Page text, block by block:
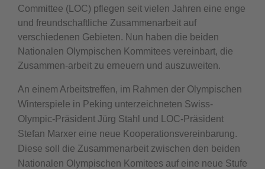
Committee (LOC) pflegen seit vielen Jahren eine enge
und freundschaftliche Zusammenarbeit auf
verschiedenen Gebieten. Nun haben die beiden
Nationalen Olympischen Kommitees vereinbart, die
Zusammen-arbeit zu erneuern und auszuweiten.
An einem Arbeitstreffen, im Rahmen der Olympischen
Winterspiele in Peking unterzeichneten Swiss-
Olympic-Präsident Jürg Stahl und LOC-Präsident
Stefan Marxer eine neue Kooperationsvereinbarung.
Diese soll die Zusammenarbeit zwischen den beiden
Nationalen Olympischen Komitees auf eine neue Stufe